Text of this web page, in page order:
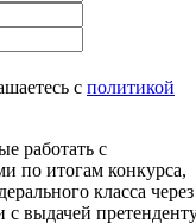
с политикой
работать с
по итогам конкурса,
класса через
выдачей